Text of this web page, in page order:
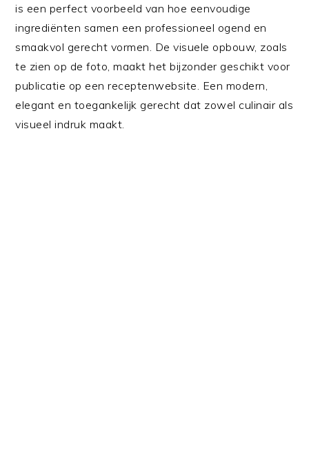
is een perfect voorbeeld van hoe eenvoudige
ingrediënten samen een professioneel ogend en
smaakvol gerecht vormen. De visuele opbouw, zoals
te zien op de foto, maakt het bijzonder geschikt voor
publicatie op een receptenwebsite. Een modern,
elegant en toegankelijk gerecht dat zowel culinair als
visueel indruk maakt.